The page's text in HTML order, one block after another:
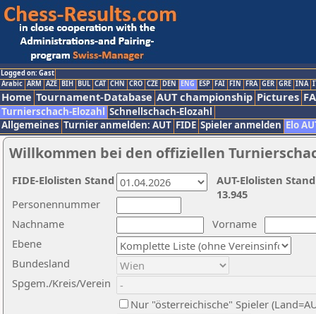
Logged on: Gast
Arabic ARM AZE BIH BUL CAT CHN CRO CZE DEN ENG ESP FAI FIN FRA GER GRE INA
Home Tournament-Database AUT championship Pictures
Turnierschach-Elozahl Schnellschach-Elozahl
Allgemeines Turnier anmelden: AUT FIDE Spieler anmelden Elo
Willkommen bei den offiziellen
Nachname
Vorname
Ebene
Personennummer
Bundesland
Spgem./Kreis/Verein
Nur "österreichische" Spieler
AUT-Elolisten
13.945
FIDE-Elolisten Stand